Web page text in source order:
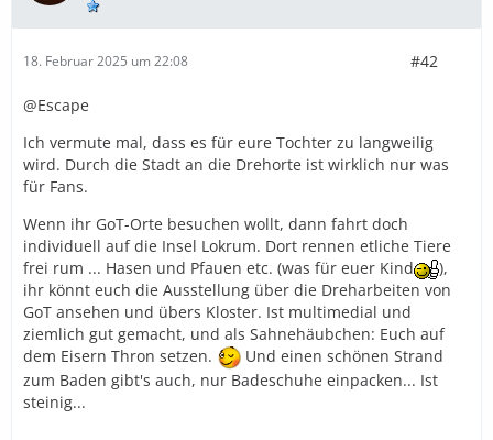
18. Februar 2025 um 22:08 #42
@Escape
Ich vermute mal, dass es für eure Tochter zu langweilig
wird. Durch die Stadt an die Drehorte ist wirklich nur was
für Fans.
Wenn ihr GoT-Orte besuchen wollt, dann fahrt doch
individuell auf die Insel Lokrum. Dort rennen etliche Tiere
frei rum ... Hasen und Pfauen etc. (was für euer Kind
),
ihr könnt euch die Ausstellung über die Dreharbeiten von
GoT ansehen und übers Kloster. Ist multimedial und
ziemlich gut gemacht, und als Sahnehäubchen: Euch auf
dem Eisern Thron setzen.
Und einen schönen Strand
zum Baden gibt's auch, nur Badeschuhe einpacken... Ist
steinig...